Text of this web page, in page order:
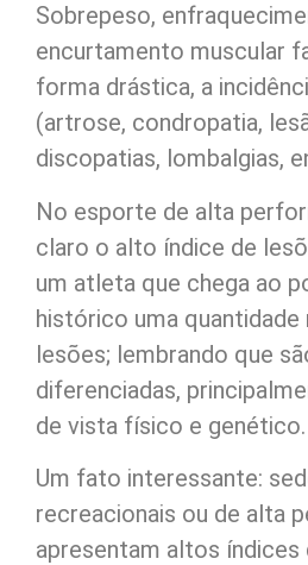
Sobrepeso,
encurtamento muscular
forma drástica, a
(artrose, condropatia,
discopatias, lombalgias,
No esporte de alta
claro o alto índice de
um atleta que chega ao
histórico uma quantidade
lesões; lembrando que
diferenciadas,
de vista físico e genético.
Um fato interessante:
recreacionais ou de alta
apresentam altos índices